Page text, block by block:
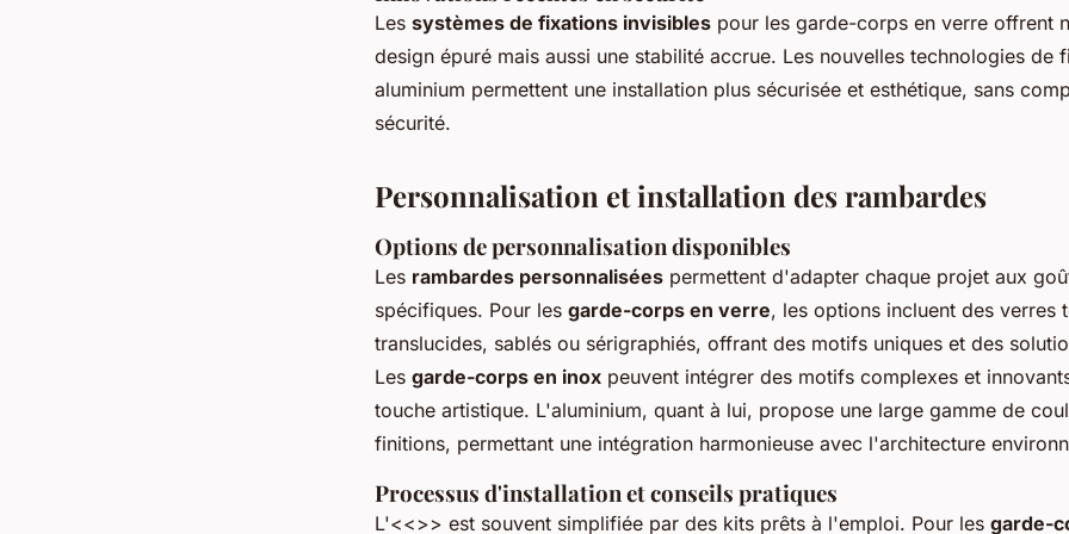
Les systèmes de fixations invisibles pour les garde-corps en verre offrent
design épuré mais aussi une stabilité accrue. Les nouvelles technologies de
aluminium permettent une installation plus sécurisée et esthétique, sans
sécurité.
Personnalisation et installation des rambardes
Options de personnalisation disponibles
Les rambardes personnalisées permettent d'adapter chaque projet aux
spécifiques. Pour les garde-corps en verre, les options incluent des verres
translucides, sablés ou sérigraphiés, offrant des motifs uniques et des
Les garde-corps en inox peuvent intégrer des motifs complexes et
touche artistique. L'aluminium, quant à lui, propose une large gamme de
finitions, permettant une intégration harmonieuse avec l'architecture
Processus d'installation et conseils pratiques
L'<<>> est souvent simplifiée par des kits prêts à l'emploi. Pour les garde-